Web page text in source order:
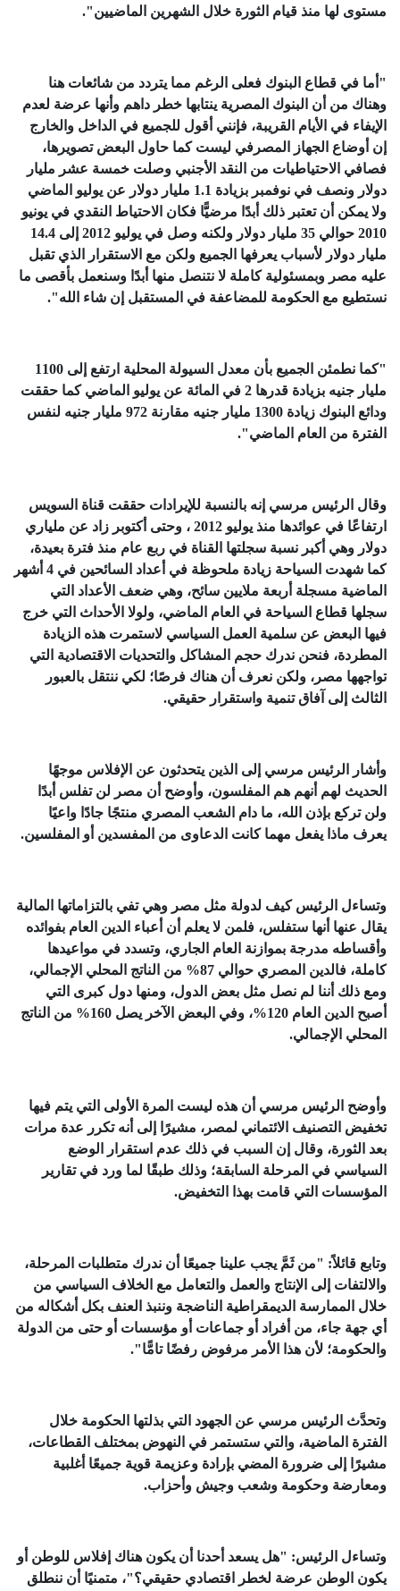
مستوى لها منذ قيام الثورة خلال الشهرين الماضيين".
"أما في قطاع البنوك فعلى الرغم مما يتردد من شائعات هنا
وهناك من أن البنوك المصرية ينتابها خطر داهم وأنها عرضة لعدم
الإيفاء في الأيام القريبة، فإنني أقول للجميع في الداخل والخارج
إن أوضاع الجهاز المصرفي ليست كما حاول البعض تصويرها،
فصافي الاحتياطيات من النقد الأجنبي وصلت خمسة عشر مليار
دولار ونصف في نوفمبر بزيادة 1.1 مليار دولار عن يوليو الماضي
ولا يمكن أن تعتبر ذلك أبدًا مرضيًَّا فكان الاحتياط النقدي في يونيو
2010 حوالي 35 مليار دولار ولكنه وصل في يوليو 2012 إلى 14.4
مليار دولار لأسباب يعرفها الجميع ولكن مع الاستقرار الذي تقبل
عليه مصر وبمسئولية كاملة لا نتنصل منها أبدًا وسنعمل بأقصى ما
نستطيع مع الحكومة للمضاعفة في المستقبل إن شاء الله".
"كما نطمئن الجميع بأن معدل السيولة المحلية ارتفع إلى 1100
مليار جنيه بزيادة قدرها 2 في المائة عن يوليو الماضي كما حققت
ودائع البنوك زيادة 1300 مليار جنيه مقارنة 972 مليار جنيه لنفس
الفترة من العام الماضي".
وقال الرئيس مرسي إنه بالنسبة للإيرادات حققت قناة السويس
ارتفاعًا في عوائدها منذ يوليو 2012 ، وحتى أكتوبر زاد عن ملياري
دولار وهي أكبر نسبة سجلتها القناة في ربع عام منذ فترة بعيدة،
كما شهدت السياحة زيادة ملحوظة في أعداد السائحين في 4 أشهر
الماضية مسجلة أربعة ملايين سائح، وهي ضعف الأعداد التي
سجلها قطاع السياحة في العام الماضي، ولولا الأحداث التي خرج
فيها البعض عن سلمية العمل السياسي لاستمرت هذه الزيادة
المطردة، فنحن ندرك حجم المشاكل والتحديات الاقتصادية التي
تواجهها مصر، ولكن نعرف أن هناك فرصًا؛ لكي ننتقل بالعبور
الثالث إلى آفاق تنمية واستقرار حقيقي.
وأشار الرئيس مرسي إلى الذين يتحدثون عن الإفلاس موجهًا
الحديث لهم أنهم هم المفلسون، وأوضح أن مصر لن تفلس أبدًا
ولن تركع بإذن الله، ما دام الشعب المصري منتجًا جادًا واعيًا
يعرف ماذا يفعل مهما كانت الدعاوى من المفسدين أو المفلسين.
وتساءل الرئيس كيف لدولة مثل مصر وهي تفي بالتزاماتها المالية
يقال عنها أنها ستفلس، فلمن لا يعلم أن أعباء الدين العام بفوائده
وأقساطه مدرجة بموازنة العام الجاري، وتسدد في مواعيدها
كاملة، فالدين المصري حوالي 87% من الناتج المحلي الإجمالي،
ومع ذلك أننا لم نصل مثل بعض الدول، ومنها دول كبرى التي
أصبح الدين العام 120%، وفي البعض الآخر يصل 160% من الناتج
المحلي الإجمالي.
وأوضح الرئيس مرسي أن هذه ليست المرة الأولى التي يتم فيها
تخفيض التصنيف الائتماني لمصر، مشيرًا إلى أنه تكرر عدة مرات
بعد الثورة، وقال إن السبب في ذلك عدم استقرار الوضع
السياسي في المرحلة السابقة؛ وذلك طبقًا لما ورد في تقارير
المؤسسات التي قامت بهذا التخفيض.
وتابع قائلاً: "من ثَمَّ يجب علينا جميعًا أن ندرك متطلبات المرحلة،
والالتفات إلى الإنتاج والعمل والتعامل مع الخلاف السياسي من
خلال الممارسة الديمقراطية الناضجة وننبذ العنف بكل أشكاله من
أي جهة جاء، من أفراد أو جماعات أو مؤسسات أو حتى من الدولة
والحكومة؛ لأن هذا الأمر مرفوض رفضًا تامًّا".
وتحدَّث الرئيس مرسي عن الجهود التي بذلتها الحكومة خلال
الفترة الماضية، والتي ستستمر في النهوض بمختلف القطاعات،
مشيرًا إلى ضرورة المضي بإرادة وعزيمة قوية جميعًا أغلبية
ومعارضة وحكومة وشعب وجيش وأحزاب.
وتساءل الرئيس: "هل يسعد أحدنا أن يكون هناك إفلاس للوطن أو
يكون الوطن عرضة لخطر اقتصادي حقيقي؟"، متمنيًا أن ننطلق